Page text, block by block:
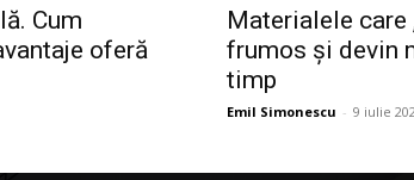
Cum
oferă
Materialele care
frumos și devin
timp
Emil Simonescu - 9 iulie